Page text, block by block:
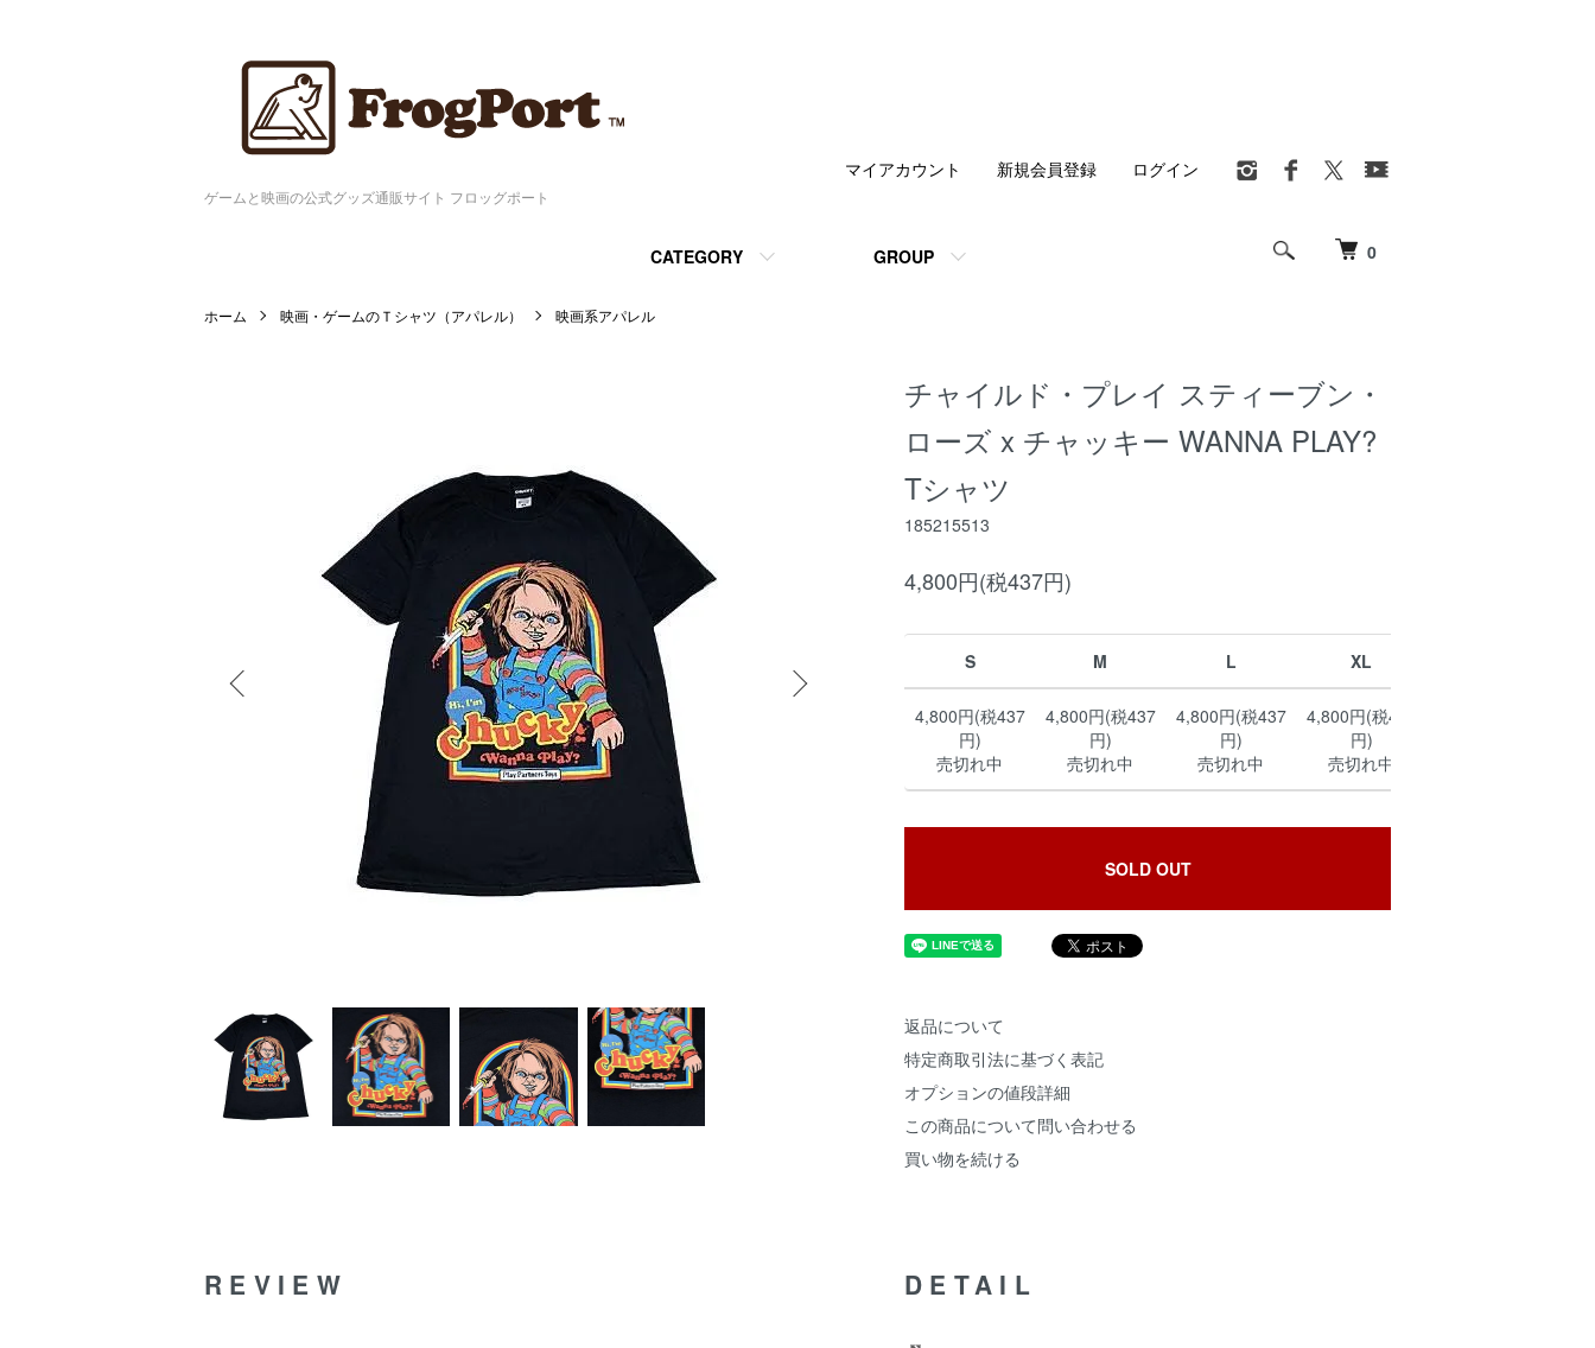
ゲームと映画の公式グッズ通販サイト フロッグポート
0
CATEGORY GROUP
マイアカウント 新規会員登録 ログイン
ホーム 映画・ゲームのＴシャツ（アパレル） 映画系アパレル
チャイルド・プレイ スティーブン・
ローズ x チャッキー WANNA PLAY?
Tシャツ
185215513
4,800円(税437円)
S M L XL
4,800円(税437
円)
売切れ中
4,800円(税437
円)
売切れ中
4,800円(税437
円)
売切れ中
4,800円(税437
円)
売切れ中
SOLD OUT
返品について
特定商取引法に基づく表記
オプションの値段詳細
この商品について問い合わせる
買い物を続ける
DETAIL
REVIEW